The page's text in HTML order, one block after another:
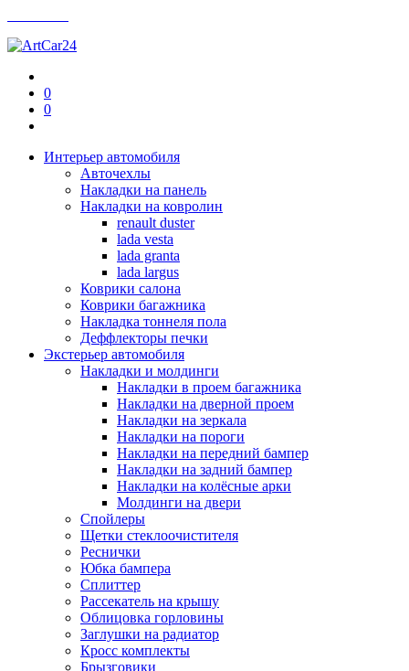
0
0
Интерьер автомобиля
Авточехлы
Накладки на панель
Накладки на ковролин
renault duster
lada vesta
lada granta
lada largus
Коврики салона
Коврики багажника
Накладка тоннеля пола
Деффлекторы печки
Экстерьер автомобиля
Накладки и молдинги
Накладки в проем багажника
Накладки на дверной проем
Накладки на зеркала
Накладки на пороги
Накладки на передний бампер
Накладки на задний бампер
Накладки на колёсные арки
Молдинги на двери
Спойлеры
Щетки стеклоочистителя
Реснички
Юбка бампера
Сплиттер
Рассекатель на крышу
Облицовка горловины
Заглушки на радиатор
Кросс комплекты
Брызговики